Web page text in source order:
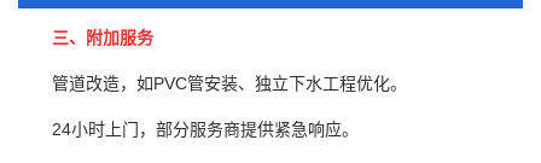
三、附加服务
管道改造，如PVC管安装、独立下水工程优化。
24小时上门，部分服务商提供紧急响应。